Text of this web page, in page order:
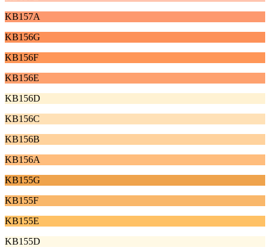
KB157A
KB156G
KB156F
KB156E
KB156D
KB156C
KB156B
KB156A
KB155G
KB155F
KB155E
KB155D